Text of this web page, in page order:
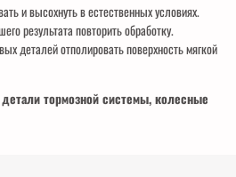
и высохнуть в естественных условиях.
результата повторить обработку.
деталей отполировать поверхность мягкой
тормозной системы, колесные